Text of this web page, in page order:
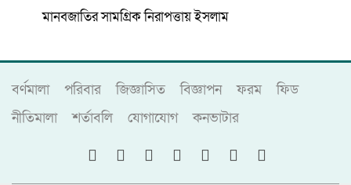
মানবজাতির সামগ্রিক নিরাপত্তায় ইসলাম
বর্ণমালা পরিবার জিজ্ঞাসিত বিজ্ঞাপন ফরম
ফিড
নীতিমালা
শর্তাবলি যোগাযোগ কনভাটার